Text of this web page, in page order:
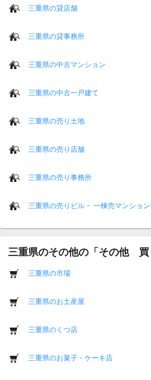
三重県の貸店舗
三重県の貸事務所
三重県の中古マンション
三重県の中古一戸建て
三重県の売り土地
三重県の売り店舗
三重県の売り事務所
三重県の売りビル・ 一棟売マンショ
三重県のその他の「その他 買
三重県の市場
三重県のお土産屋
三重県のくつ店
三重県のお菓子・ケーキ店